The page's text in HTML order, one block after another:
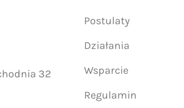
32
Postulaty
Działania
Wsparcie
Regulamin